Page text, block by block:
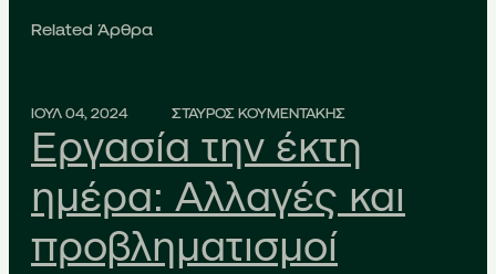
Related Άρθρα
ΙΟΥΛ 04, 2024 ΣΤΑΥΡΟΣ ΚΟΥΜΕΝΤΑΚΗΣ
Εργασία την έκτη
ημέρα: Αλλαγές και
προβληματισμοί